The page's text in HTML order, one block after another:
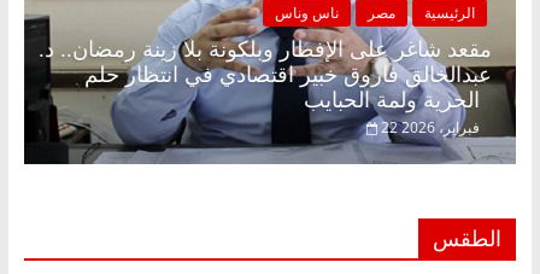
الرئيسية مصر ناس وناس
مقعد شاغر على الإفطار وبلكونة بلا زينة رمضان.. د.
عبدالخالق فاروق خبير اقتصادي في انتظار حلم
22 فبراير، 2026
الطقس